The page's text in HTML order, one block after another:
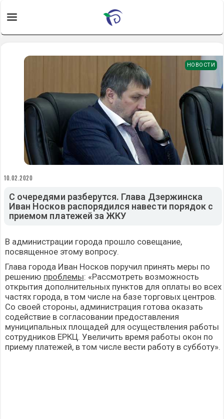
НОВОСТИ
10.02.2020
С очередями разберутся. Глава Дзержинска
Иван Носков распорядился навести порядок с
приемом платежей за ЖКУ
В администрации города прошло совещание,
посвященное этому вопросу.
Глава города Иван Носков поручил принять меры по
решению проблемы: «Рассмотреть возможность
открытия дополнительных пунктов для оплаты во всех
частях города, в том числе на базе торговых центров.
Со своей стороны, администрация готова оказать
содействие в согласовании предоставления
муниципальных площадей для осуществления работы
сотрудников ЕРКЦ. Увеличить время работы окон по
приему платежей, в том числе вести работу в субботу».